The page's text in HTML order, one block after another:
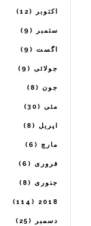
اکتوبر 12
ستمبر 9
اگست 9
جولائی 9
جون 8
مئی 30
اپریل 8
مارچ 6
فروری 6
جنوری 8
2018
114
دسمبر 25